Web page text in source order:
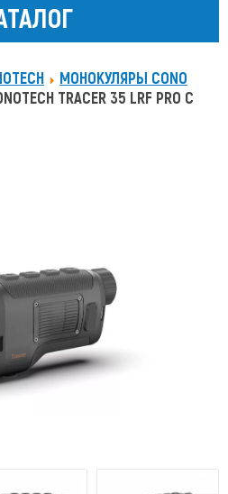
МОНОКУЛЯРЫ CONO
TRACER 35 LRF PRO С